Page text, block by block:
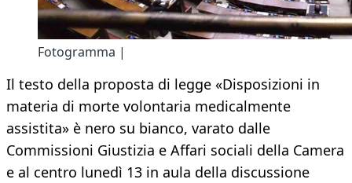
Fotogramma |
Il testo della proposta di legge «Disposizioni in
materia di morte volontaria medicalmente
assistita» è nero su bianco, varato dalle
Commissioni Giustizia e Affari sociali della Camera
e al centro lunedì 13 in aula della discussione